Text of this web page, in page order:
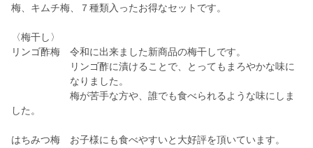
梅、キムチ梅、７種類入ったお得なセットです。
〈梅干し〉
リンゴ酢梅 令和に出来ました新商品の梅干しです。
リンゴ酢に漬けることで、とってもまろやかな味に
なりました。
梅が苦手な方や、誰でも食べられるような味にしま
した。
はちみつ梅 お子様にも食べやすいと大好評を頂いています。